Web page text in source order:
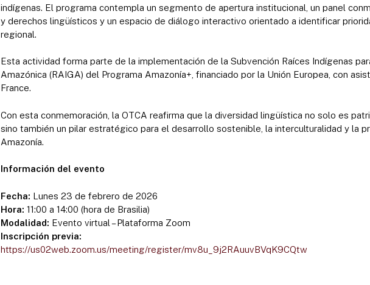
indígenas. El programa contempla un segmento de apertura institucional, un panel
y derechos lingüísticos y un espacio de diálogo interactivo orientado a identificar
regional.
Esta actividad forma parte de la implementación de la Subvención Raíces Indígenas
Amazónica (RAIGA) del Programa Amazonía+, financiado por la Unión Europea, con
France.
Con esta conmemoración, la OTCA reafirma que la diversidad lingüística no solo es
sino también un pilar estratégico para el desarrollo sostenible, la interculturalidad y la
Amazonía.
Información del evento
Fecha: Lunes 23 de febrero de 2026
Hora: 11:00 a 14:00 (hora de Brasilia)
Modalidad: Evento virtual – Plataforma Zoom
Inscripción previa:
https://us02web.zoom.us/meeting/register/mv8u_9j2RAuuvBVqK9CQtw